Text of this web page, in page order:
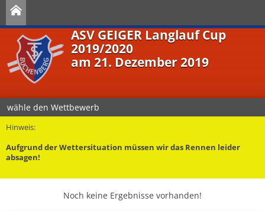
ASV GEIGER Langlauf Cup
2019/2020
am 21. Dezember 2019
wähle den Wettbewerb
Hinweis:
Aufgrund der Wettersituation müssen wir das Rennen leider
absagen!
Noch keine Ergebnisse vorhanden!